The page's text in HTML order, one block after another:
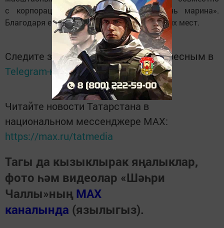
с корпорацией «Туризм. РФ» — «Казань марина».
Благодаря ему будет создано 2 тыс. рабочих мест.
Следите за самым важным и интересным в
Telegram-каналеТатмедиа
Читайте новости Татарстана в
национальном мессенджере MАХ:
https://max.ru/tatmedia
Тагы да кызыклырак яңалыклар,
фото һәм видеолар «Шәһри
Чаллы»ның MAX
каналында (язылыгыз).